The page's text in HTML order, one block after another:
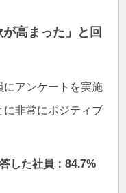
高まった」と回
にアンケートを実施
に非常にポジティブ
した社員：84.7%